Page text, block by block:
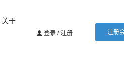
关于
登录 / 注册 注册